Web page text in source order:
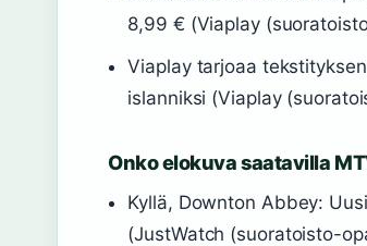
8,99 € (Viaplay
Viaplay tarjoaa
islanniksi (Viaplay
Onko elokuva saatavilla
Kyllä, Downton Abbey:
(JustWatch (suoratoisto-